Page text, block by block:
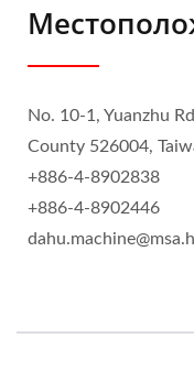
No. 10-1, Yuanzhu
County 526004,
+886-4-8902838
+886-4-8902446